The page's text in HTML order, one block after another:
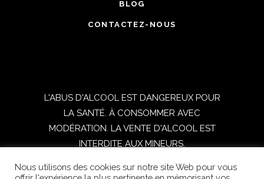
BLOG
CONTACTEZ-NOUS
L'ABUS D'ALCOOL EST DANGEREUX POUR
LA SANTÉ. À CONSOMMER AVEC
MODÉRATION. LA VENTE D'ALCOOL EST
INTERDITE AUX MINEURS.
TOUS DROITS RESERVES © 2021
Nous utilisons des cookies sur notre site Web pour vous